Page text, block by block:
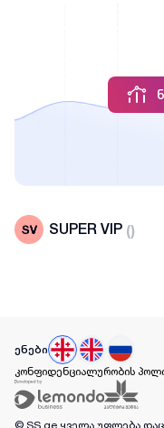
SUPER VIP ()
ენები
კონფიდენციალურობის
© SS.ge ყველა უფლება